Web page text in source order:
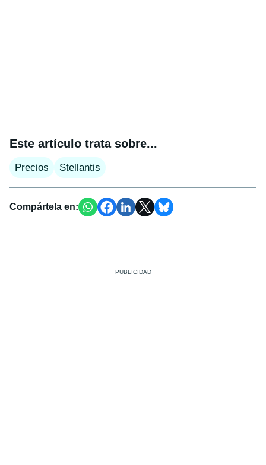
Este artículo trata sobre...
Precios Stellantis
Compártela en: